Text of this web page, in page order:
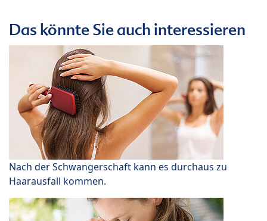
Das könnte Sie auch interessieren
Nach der Schwangerschaft kann es durchaus zu
Haarausfall kommen.